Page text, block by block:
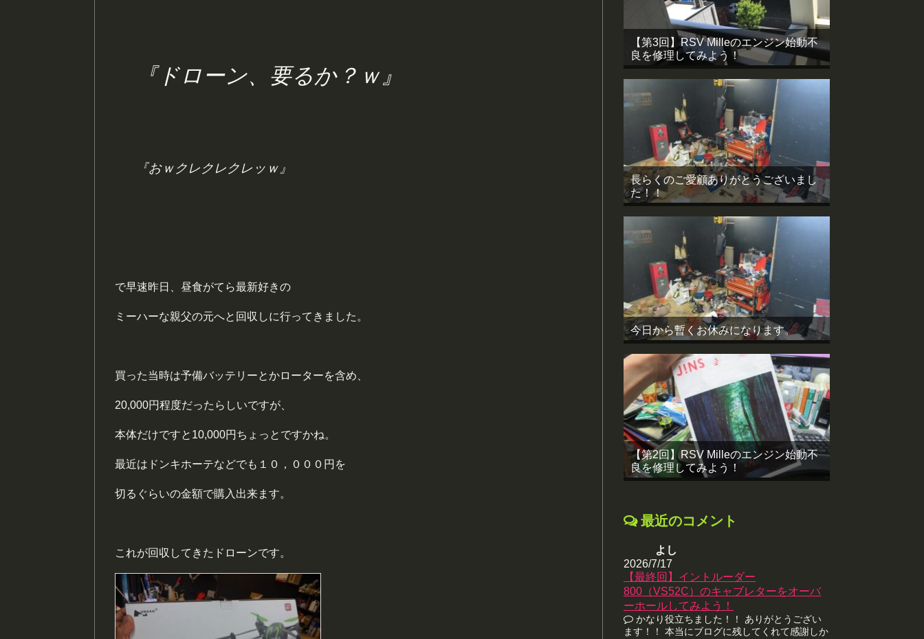
『ドローン、要るか？ｗ』
『おｗクレクレクレッｗ』
で早速昨日、昼食がてら最新好きの
ミーハーな親父の元へと回収しに行ってきました。
買った当時は予備バッテリーとかローターを含め、
20,000円程度だったらしいですが、
本体だけですと10,000円ちょっとですかね。
最近はドンキホーテなどでも１０，０００円を
切るぐらいの金額で購入出来ます。
これが回収してきたドローンです。
【第3回】RSV Milleのエンジン始動不
良を修理してみよう！
長らくのご愛顧ありがとうございまし
た！！
今日から暫くお休みになります。
【第2回】RSV Milleのエンジン始動不
良を修理してみよう！
最近のコメント
よし
2026/7/17
【最終回】イントルーダー
800（VS52C）のキャブレターをオーバ
ーホールしてみよう！
かなり役立ちました！！ ありがとうござい
ます！！ 本当にブログに残してくれて感謝しか